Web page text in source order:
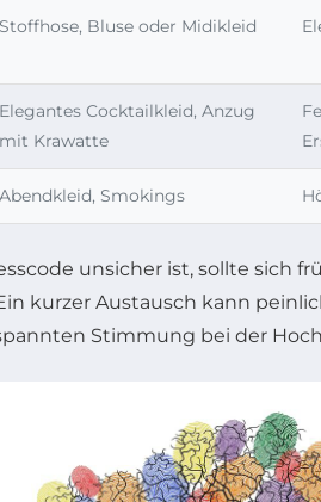
Stoffhose, Bluse oder Midikleid
Elegantes Cocktailkleid, Anzug
mit Krawatte
Abendkleid, Smokings
unsicher ist, sollte sich
kurzer Austausch kann
Stimmung bei der